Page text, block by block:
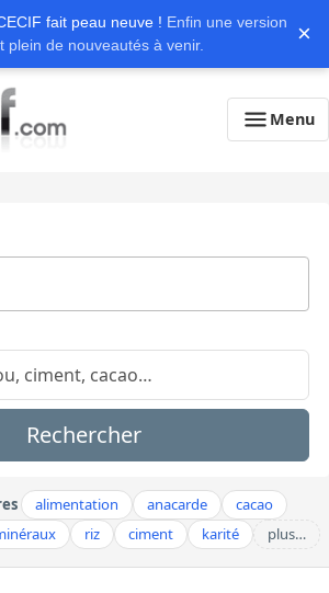
fait peau neuve ! Enfin une version
plein de nouveautés à venir.
×
Menu
Rechercher
alimentation anacarde
cacao
riz ciment karité plus…